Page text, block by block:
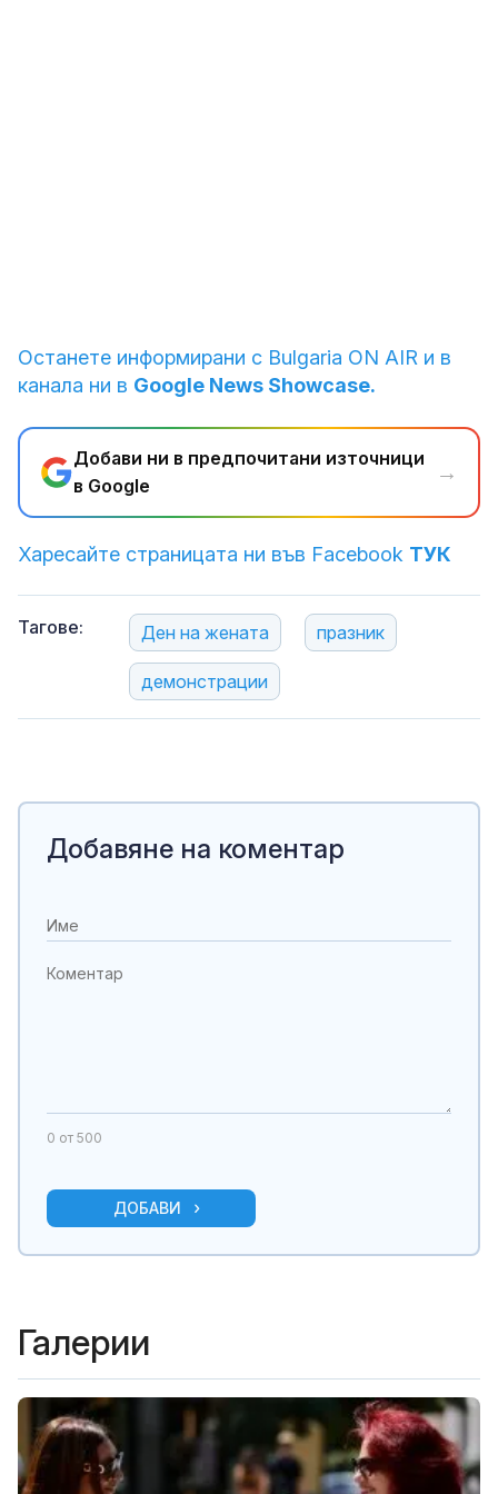
Останете информирани с Bulgaria ON AIR и в
канала ни в Google News Showcase.
Добави ни в предпочитани източници
в Google
→
Харесайте страницата ни във Facebook ТУК
Тагове: Ден на жената празник
демонстрации
Добавяне на коментар
0 от 500
ДОБАВИ
Галерии